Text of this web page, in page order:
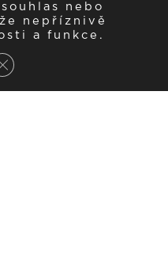
nebo
nepříznivě
a funkce.
Zavřít cookie lištu GDPR